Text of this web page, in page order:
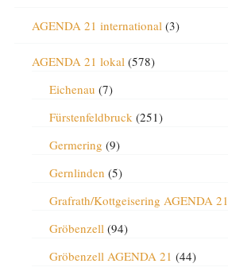
AGENDA 21 international(3)
AGENDA 21 lokal(578)
Eichenau (7)
Fürstenfeldbruck(251)
Germering (9)
Gernlinden (5)
Grafrath/Kottgeisering AGENDA 21
Gröbenzell(94)
Gröbenzell AGENDA 21 (44)